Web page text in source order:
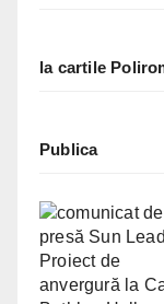
la cartile
Publica